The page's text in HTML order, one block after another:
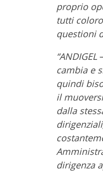
proprio
tutti
questioni
“ANDIGEL
cambia e
quindi
il
dalla
dirigenza